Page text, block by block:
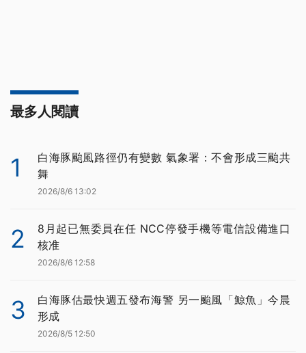
最多人閱讀
1
白海豚颱風路徑仍有變數 氣象署：不會形成三颱共
舞
2026/8/6 13:02
2
8月起已無委員在任 NCC停發手機等電信設備進口
核准
2026/8/6 12:58
3
白海豚估最快週五發布海警 另一颱風「鯨魚」今晨
形成
2026/8/5 12:50